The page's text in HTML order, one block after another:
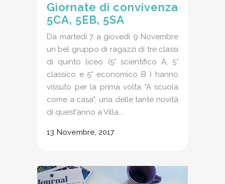
Giornate di convivenza
5CA, 5EB, 5SA
Da martedì 7 a giovedì 9 Novembre
un bel gruppo di ragazzi di tre classi
di quinto liceo (5° scientifico A, 5°
classico e 5° economico B ) hanno
vissuto per la prima volta "A scuola
come a casa", una delle tante novità
di quest'anno a Villa...
13 Novembre, 2017